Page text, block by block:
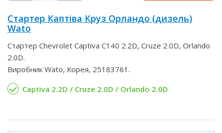
Стартер Каптіва Круз Орландо (дизель)
Wato
Стартер Chevrolet Captiva C140 2.2D, Cruze 2.0D, Orlando
2.0D.
Виробник Wato, Корея, 25183761.
Captiva 2.2D / Cruze 2.0D / Orlando 2.0D